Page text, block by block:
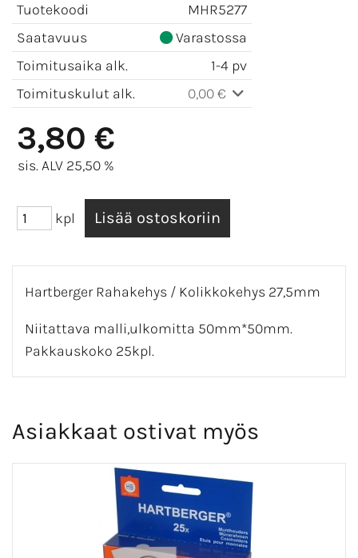
Tuotekoodi
MHR5277
Saatavuus
Varastossa
Toimitusaika alk.
1-4 pv
Toimituskulut alk.
0,00 €
3,80 €
sis. ALV 25,50 %
kpl
Hartberger Rahakehys / Kolikkokehys 27,5mm
Niitattava malli,ulkomitta 50mm*50mm.
Pakkauskoko 25kpl.
Asiakkaat ostivat myös